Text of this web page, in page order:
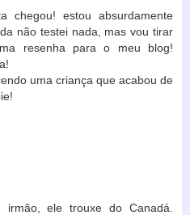
chegou! estou absurdamente
não testei nada, mas vou tirar
resenha para o meu blog!
uma criança que acabou de
ele trouxe do Canadá.